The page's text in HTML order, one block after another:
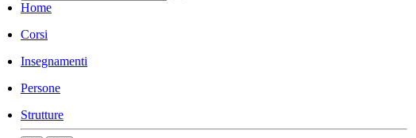
Home
Corsi
Insegnamenti
Persone
Strutture